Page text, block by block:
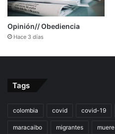
Opinión// Obediencia
Hace 3 días
Tags
colombia covid covid-19
maracaibo migrantes muere